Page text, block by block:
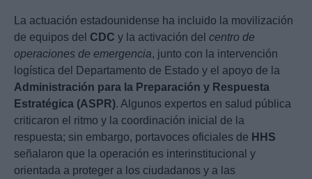
La actuación estadounidense ha incluido la movilización
de equipos del CDC y la activación del centro de
operaciones de emergencia, junto con la intervención
logística del Departamento de Estado y el apoyo de la
Administración para la Preparación y Respuesta
Estratégica (ASPR). Algunos expertos en salud pública
criticaron el ritmo y la coordinación inicial de la
respuesta; sin embargo, portavoces oficiales de HHS
señalaron que la operación es interinstitucional y
orientada a proteger a los ciudadanos y a las